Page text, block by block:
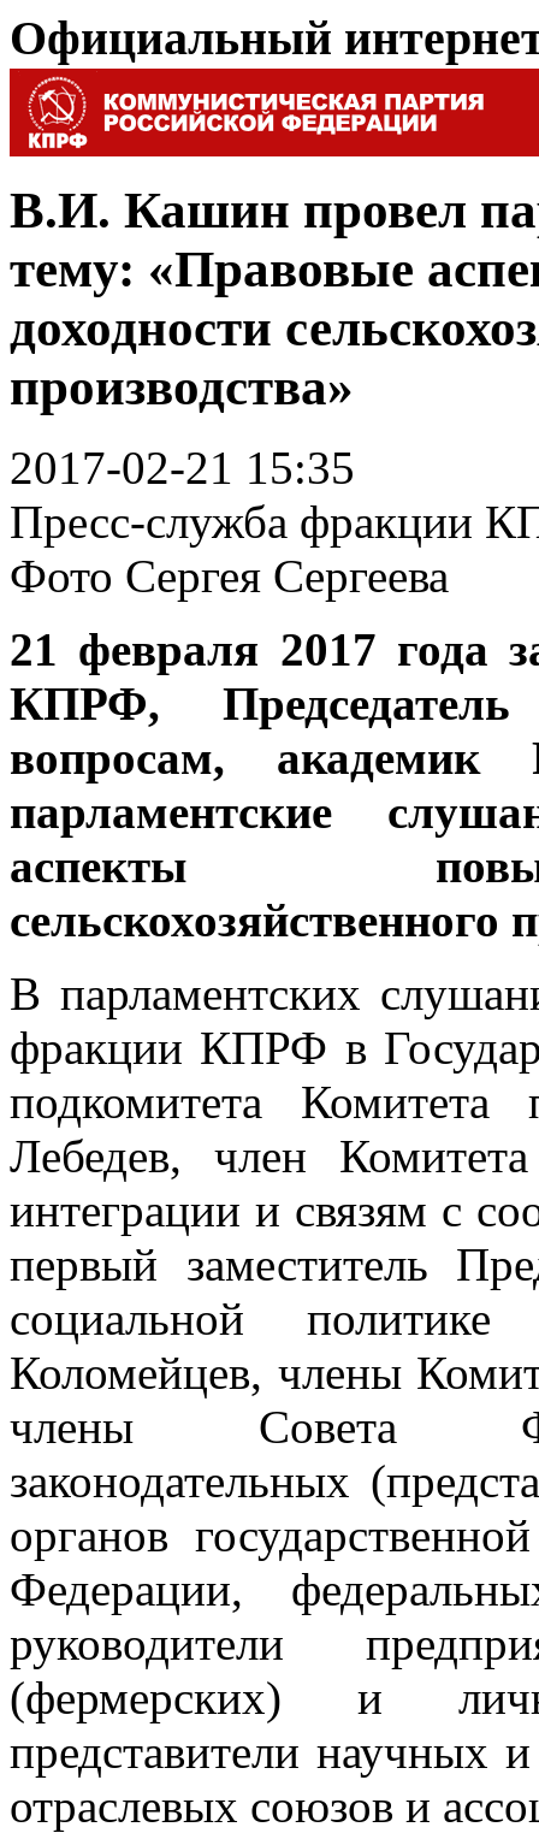
Официальный
В.И. Кашин провел
тему: «Правовые
доходности
производства»
2017-02-21 15:35
Пресс-служба фракции
Фото Сергея Сергеева
21 февраля 2017 года
КПРФ,
вопросам,
парламентские
аспекты
сельскохозяйственного
В парламентских
фракции КПРФ в
подкомитета
Лебедев, член
интеграции и связям с
первый заместитель
социальной
Коломейцев, члены
члены Совета
законодательных
органов
Федерации,
руководители
(фермерских) и
представители научных
отраслевых союзов и